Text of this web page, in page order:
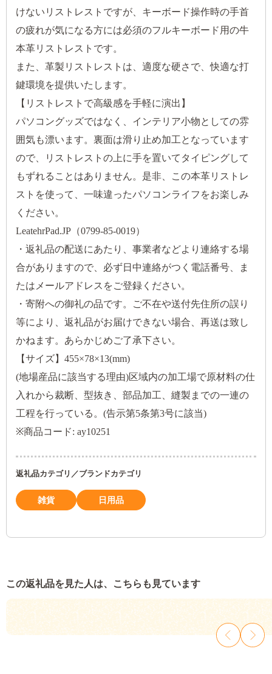
けないリストレストですが、キーボード操作時の手首
の疲れが気になる方には必須のフルキーボード用の牛
本革リストレストです。
また、革製リストレストは、適度な硬さで、快適な打
鍵環境を提供いたします。
【リストレストで高級感を手軽に演出】
パソコングッズではなく、インテリア小物としての雰
囲気も漂います。裏面は滑り止め加工となっています
ので、リストレストの上に手を置いてタイピングして
もずれることはありません。是非、この本革リストレ
ストを使って、一味違ったパソコンライフをお楽しみ
ください。
LeatehrPad.JP（0799-85-0019）
・返礼品の配送にあたり、事業者などより連絡する場
合がありますので、必ず日中連絡がつく電話番号、ま
たはメールアドレスをご登録ください。
・寄附への御礼の品です。ご不在や送付先住所の誤り
等により、返礼品がお届けできない場合、再送は致し
かねます。あらかじめご了承下さい。
【サイズ】455×78×13(mm)
(地場産品に該当する理由)区域内の加工場で原材料の仕
入れから裁断、型抜き、部品加工、縫製までの一連の
工程を行っている。(告示第5条第3号に該当)
※商品コード: ay10251
返礼品カテゴリ／ブランドカテゴリ
雑貨 日用品
この返礼品を見た人は、こちらも見ています